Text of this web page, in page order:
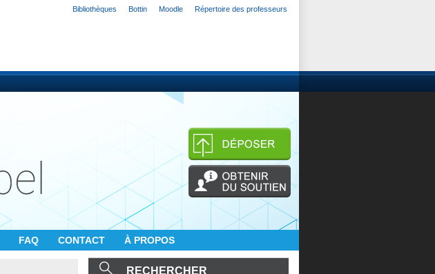
Bibliothèques Bottin Moodle Répertoire des professeurs
FAQ CONTACT À PROPOS
RECHERCHER